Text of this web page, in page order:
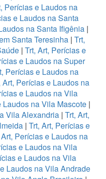
Perícias e Laudos na
e Laudos na Santa
na Santa Ifigênia |
Santa Teresinha | Trt,
| Trt, Art, Perícias e
e Laudos na Super
Perícias e Laudos na
Art, Perícias e Laudos na
e Laudos na Vila
Laudos na Vila Mascote |
Vila Alexandria| Trt, Art,
| Trt, Art, Perícias e
Perícias e Laudos na
e Laudos na Vila
e Laudos na Vila
Laudos na Vila Andrade